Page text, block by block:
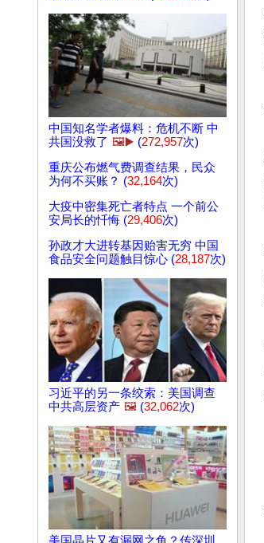
中国知名学者爆料：危机不断 中
共国没救了 🖼️▶️ (272,957次)
重庆公布燃气费调查结果，民众
为何不买账？ (32,164次)
大疫中密集死亡者特点 一个前公
安局长的忏悔 (29,406次)
孙政才大进转基因贻害无穷 中国
食品安全问题触目惊心 (28,187次)
习近平的另一条绞索：美国调查
中共高层资产 🖼️ (32,062次)